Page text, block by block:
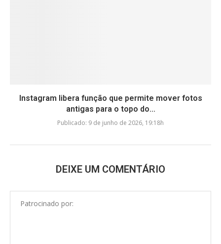
Instagram libera função que permite mover fotos
antigas para o topo do...
Publicado: 9 de junho de 2026, 19:18h
DEIXE UM COMENTÁRIO